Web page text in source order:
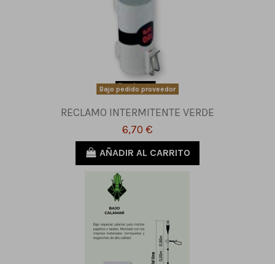
Bajo pedido proveedor
RECLAMO INTERMITENTE VERDE
6,70 €
AÑADIR AL CARRITO